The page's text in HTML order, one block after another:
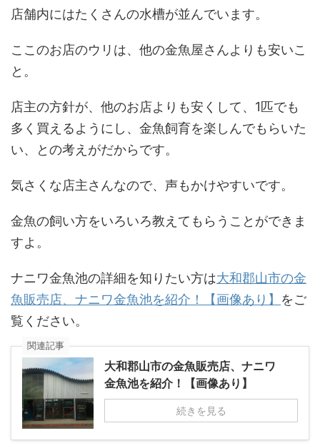
店舗内にはたくさんの水槽が並んでいます。
ここのお店のウリは、他の金魚屋さんよりも安いこ
と。
店主の方針が、他のお店よりも安くして、1匹でも
多く買えるようにし、金魚飼育を楽しんでもらいた
い、との考えがだからです。
気さくな店主さんなので、声もかけやすいです。
金魚の飼い方をいろいろ教えてもらうことができま
すよ。
ナニワ金魚池の詳細を知りたい方は大和郡山市の金
魚販売店、ナニワ金魚池を紹介！【画像あり】 をご
覧ください。
関連記事
大和郡山市の金魚販売店、ナニワ
金魚池を紹介！【画像あり】
続きを見る